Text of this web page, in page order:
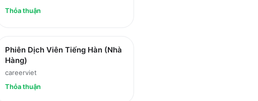
Thỏa thuận
Phiên Dịch Viên Tiếng Hàn (Nhà
Hàng)
careerviet
Thỏa thuận